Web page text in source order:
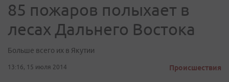
85 пожаров полыхает в
лесах Дальнего Востока
Больше всего их в Якутии
13:16, 15 июля 2014 Происшествия